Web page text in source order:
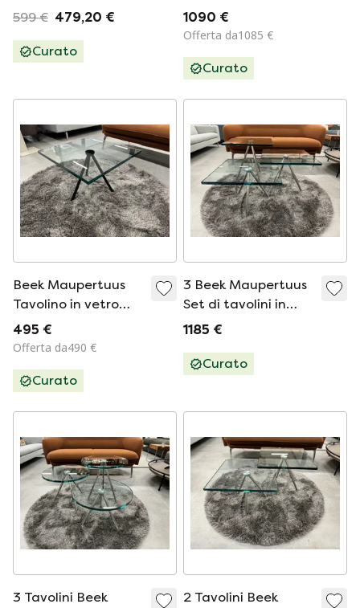
Campman
599 € 479,20 €
Curato
vetro nero 50cm
1090 €
Offerta da1085 €
Curato
Beek Maupertuus
Tavolino in vetro
nero
495 €
Offerta da490 €
Curato
3 Beek Maupertuus
Set di tavolini in
vetro 50cm
1185 €
Curato
3 Tavolini Beek
2 Tavolini Beek